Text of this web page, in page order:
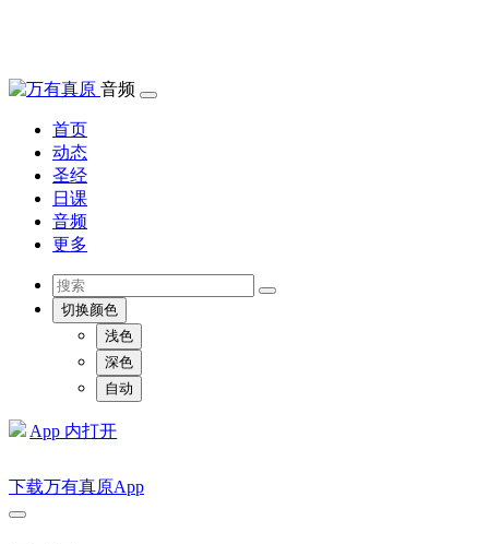
音频
首页
动态
圣经
日课
音频
更多
切换颜色
浅色
深色
自动
App 内打开
下载万有真原App